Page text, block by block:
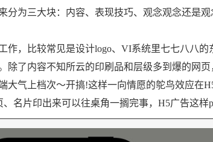
为三大块：内容、表现技巧、观念观念还是观
，比较常见是设计logo、VI系统里七七八八的
除了内容不知所云的印刷品和层级多到爆的网
大气上档次～开搞!这样一向情愿的鸵鸟效应在
名片印出来可以往桌角一搁完事，H5广告这样